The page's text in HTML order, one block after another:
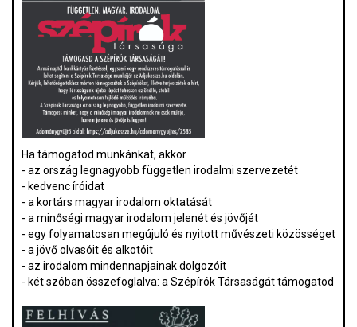
Ha támogatod munkánkat, akkor
- az ország legnagyobb független irodalmi szervezetét
- kedvenc íróidat
- a kortárs magyar irodalom oktatását
- a minőségi magyar irodalom jelenét és jövőjét
- egy folyamatosan megújuló és nyitott művészeti közösséget
- a jövő olvasóit és alkotóit
- az irodalom mindennapjainak dolgozóit
- két szóban összefoglalva: a Szépírók Társaságát támogatod